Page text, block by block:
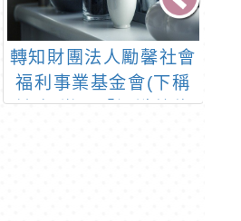
轉知財團法人勵馨社會
福利事業基金會(下稱
該會)辦理「認識數位